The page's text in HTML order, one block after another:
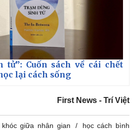
tử”: Cuốn sách về cái chết
lại cách sống
First News - Trí Việt
khóc giữa nhân gian
học cách bình